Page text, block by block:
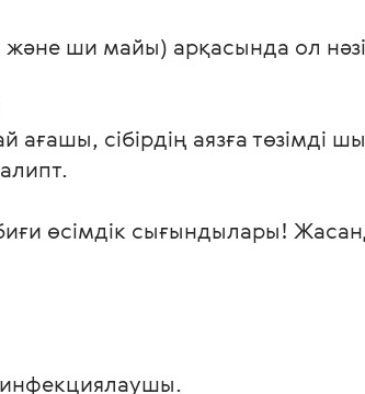
ши майы) арқасында ол
сібірдің аязға төзімді
өсімдік сығындылары!